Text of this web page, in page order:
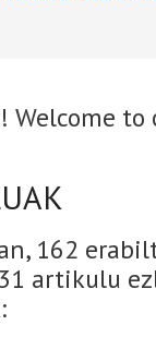
Welcome
162
artikulu